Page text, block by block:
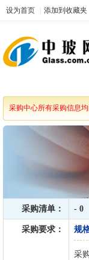
设为首页 添加到收藏夹
采购中心所有采购信息
采购清单： - 0
采购要求： 规
采